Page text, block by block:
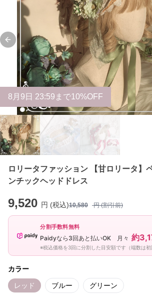
Previous slide
8 月 9 日 23:59まで10%OFF
ロリータファッション 【甘ロリータ】
ンチックヘッドドレス
9,520 円 (税込)10,580 円 (割引前)
分割手数料無料
Paidyなら3回あと払いOK 月々 約
※税込価格を3回に分割した目安額です（端数は初
カラー
レッド ブルー グリーン